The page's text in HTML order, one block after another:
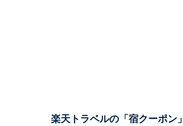
楽天トラベルの「宿クーポン